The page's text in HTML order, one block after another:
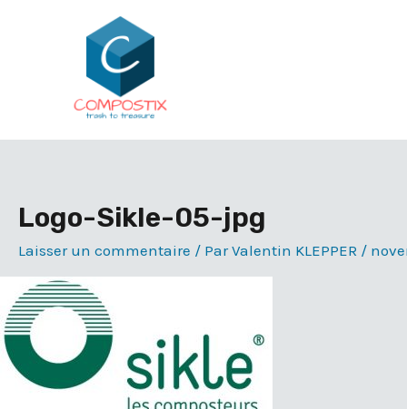
Logo-Sikle-05-jpg
Laisser un commentaire / ParValentin KLEPPER /